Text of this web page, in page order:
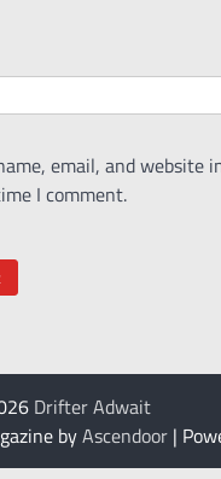
email, and website
I comment.
Drifter Adwait
byAscendoor |